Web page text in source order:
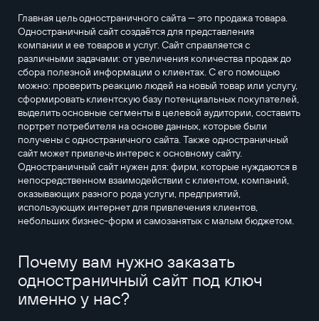
Главная цель одностраничного сайта — это продажа товара.
Одностраничный сайт создаётся для представления
компании и ее товаров и услуг. Сайт справляется с
различными задачами: от увеличения количества продаж до
сбора полезной информации о клиентах. С его помощью
можно: проверить реакцию людей на новый товар или услугу,
сформировать клиентскую базу потенциальных покупателей,
выделить основные сегменты в целевой аудитории, составить
портрет потребителя на основе данных, которые были
получены с одностраничного сайта. Также одностраничный
сайт может привлечь интерес к основному сайту.
Одностраничный сайт нужен для: фирм, которые нуждаются в
непосредственном взаимодействии с клиентом, компаний,
оказывающих разного рода услуги, предприятий,
использующих интернет для привлечения клиентов,
небольших бизнес-форм и самозанятых с малым бюджетом.
Почему вам нужно заказать
одностраничный сайт под ключ
именно у нас?